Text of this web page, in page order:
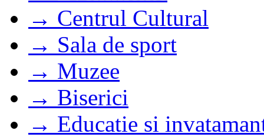
→ Centrul Cultural
→ Sala de sport
→ Muzee
→ Biserici
→ Educatie si